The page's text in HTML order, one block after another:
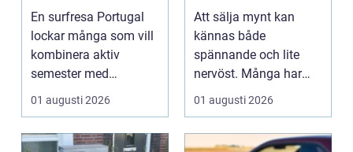
runt
En surfresa Portugal
lockar många som vill
kombinera aktiv
semester med
avkoppling, god mat
och enke...
01 augusti 2026
samlingar
Att sälja mynt kan
kännas både
spännande och lite
nervöst. Många har
ärvt mynt, hittat gamla
burkar ...
01 augusti 2026